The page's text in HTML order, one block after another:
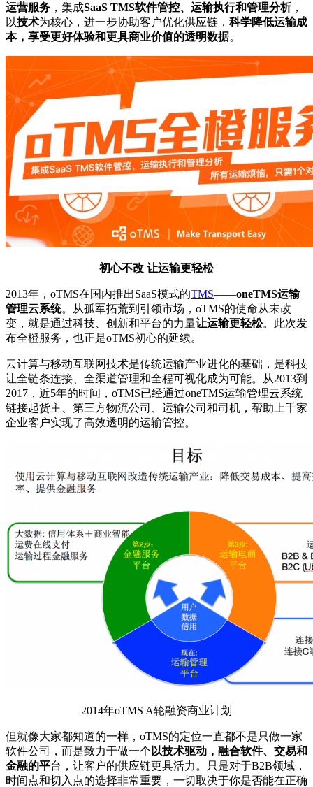
运营服务 ，集成SaaS TMS软件管控、运输执行和管理分析，
以技术为核心，进一步协助客户优化供应链， 科学降低运输成
本，享受更好体验和更具商业价值的透明数据。
初心不改 让运输更轻松
2013年，oTMS在国内推出SaaS模式的TMS——oneTMS运输
管理云系统。从孤军拓荒到引领市场，oTMS的使命从未改
变，就是通过科技、创新和平台的力量让运输更轻松。此次发
布全橙服务，也正是oTMS初心的延续。
云计算与移动互联网技术是传统运输产业进化的基础，是科技
让全链条连接、全渠道管理和全程可视化成为可能。从2013到
2017，近5年的时间，oTMS已经通过oneTMS运输管理云系统
链接起货主、第三方物流公司、运输公司和司机，帮助上千家
企业客户实现了高效透明的运输管控。
2014年oTMS A轮融资商业计划
但就像大家都知道的一样，oTMS的定位一直都不是只做一家
软件公司，而是致力于做一个 以技术驱动，融合软件、交易和
金融的平台，让客户的供应链更具活力。只是对于B2B领域，
时间点和切入点的选择非常重要，一切取决于你是否能在正确